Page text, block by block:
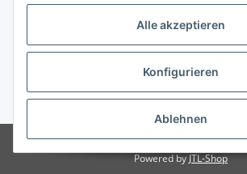
Alle akzeptieren
Konfigurieren
Ablehnen
Vertrag widerrufen
* Alle Preise inkl. gesetzlicher USt., zzgl.Versand
© HS Baustoffe Atlas Produkte
Powered byJTL-Shop